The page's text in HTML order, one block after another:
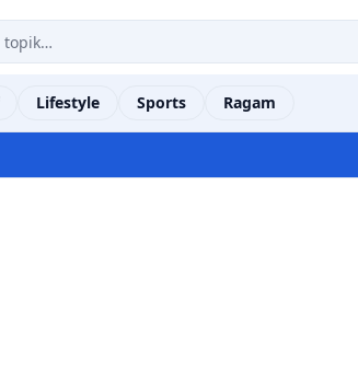
Lifestyle Sports Ragam